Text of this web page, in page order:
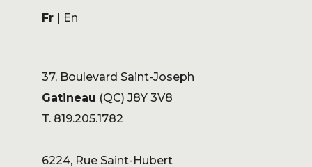
Fr En
37, Boulevard Saint-Joseph
Gatineau (QC) J8Y 3V8
T. 819.205.1782
6224, Rue Saint-Hubert